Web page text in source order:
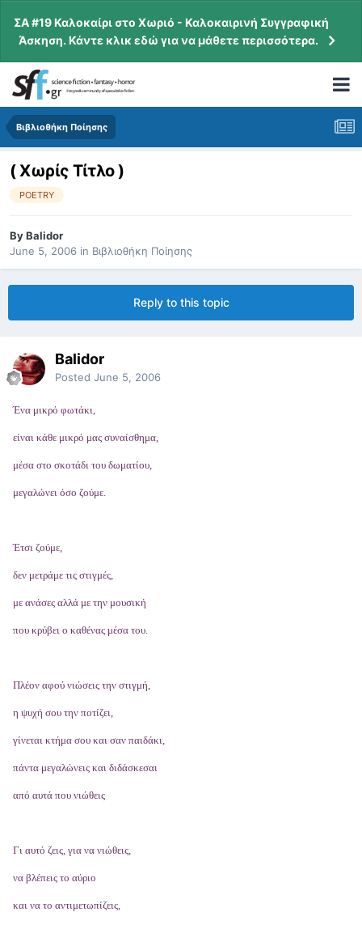
ΣΑ #19 Καλοκαίρι στο Χωριό - Καλοκαιρινή Συγγραφική
Άσκηση. Κάντε κλικ εδώ για να μάθετε περισσότερα.
Βιβλιοθήκη Ποίησης
( Χωρίς Τίτλο )
POETRY
ByBalidor
June 5, 2006 in Βιβλιοθήκη Ποίησης
Reply to this topic
Balidor
Posted June 5, 2006
Ένα μικρό φωτάκι,
είναι κάθε μικρό μας συναίσθημα,
μέσα στο σκοτάδι του δωματίου,
μεγαλώνει όσο ζούμε.
Έτσι ζούμε,
δεν μετράμε τις στιγμές,
με ανάσες αλλά με την μουσική
που κρύβει ο καθένας μέσα του.
Πλέον αφού νιώσεις την στιγμή,
η ψυχή σου την ποτίζει,
γίνεται κτήμα σου και σαν παιδάκι,
πάντα μεγαλώνεις και διδάσκεσαι
από αυτά που νιώθεις
Γι αυτό ζεις, για να νιώθεις,
να βλέπεις το αύριο
και να το αντιμετωπίζεις,